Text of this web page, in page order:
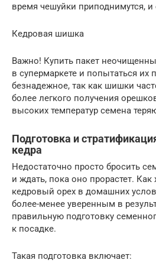
время чешуйки приподнимутся, и
Кедровая шишка
Важно! Купить пакет
в супермаркете и попытаться их
безнадежное, так как шишки
более легкого получения
высоких температур семена
Подготовка и
кедра
Недостаточно просто бросить
и ждать, пока оно прорастет. Как
кедровый орех в домашних
более-менее уверенным в
правильную подготовку
к посадке.
Такая подготовка включает: